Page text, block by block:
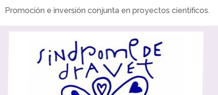
Promoción e inversión conjunta en proyectos científicos.